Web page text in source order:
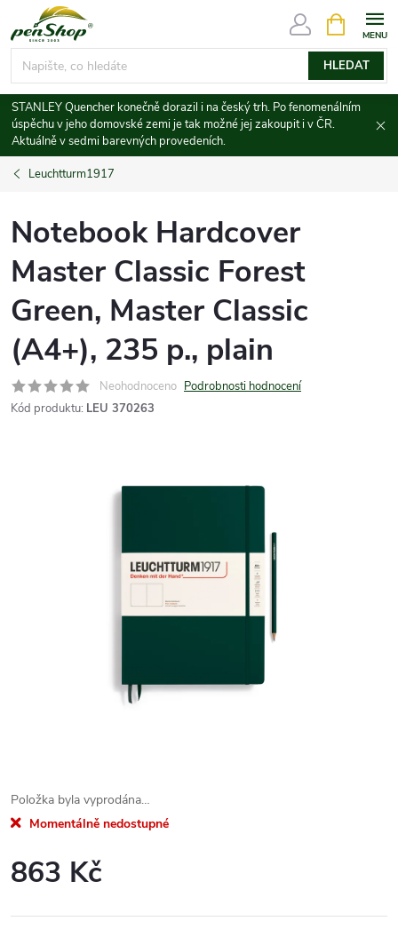
na
obsah
HLEDAT
NÁKUPNÍ
KOŠÍK
STANLEY Quencher konečně dorazil i na český trh. Po fenomenálním
úspěchu v jeho domovské zemi je tak možné jej zakoupit i v ČR.
Aktuálně v sedmi barevných provedeních.
Leuchtturm1917
Notebook Hardcover
Master Classic Forest
Green, Master Classic
(A4+), 235 p., plain
Neohodnoceno Podrobnosti hodnocení
Kód produktu: LEU 370263
Položka byla vyprodána…
Momentálně nedostupné
863 Kč
cena: